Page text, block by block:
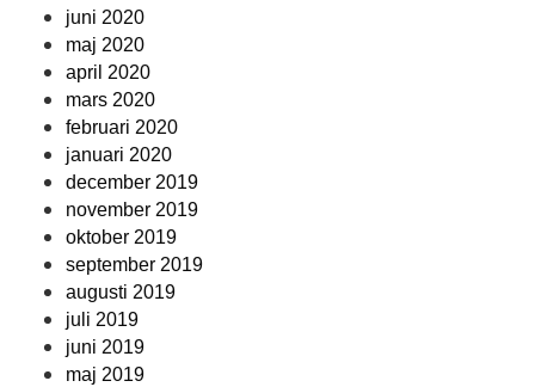
juni 2020
maj 2020
april 2020
mars 2020
februari 2020
januari 2020
december 2019
november 2019
oktober 2019
september 2019
augusti 2019
juli 2019
juni 2019
maj 2019